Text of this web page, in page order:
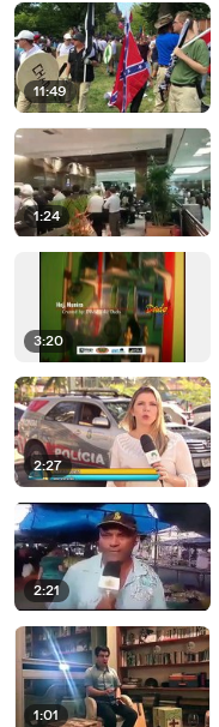
11:49
1:24
3:20
2:27
2:21
1:01